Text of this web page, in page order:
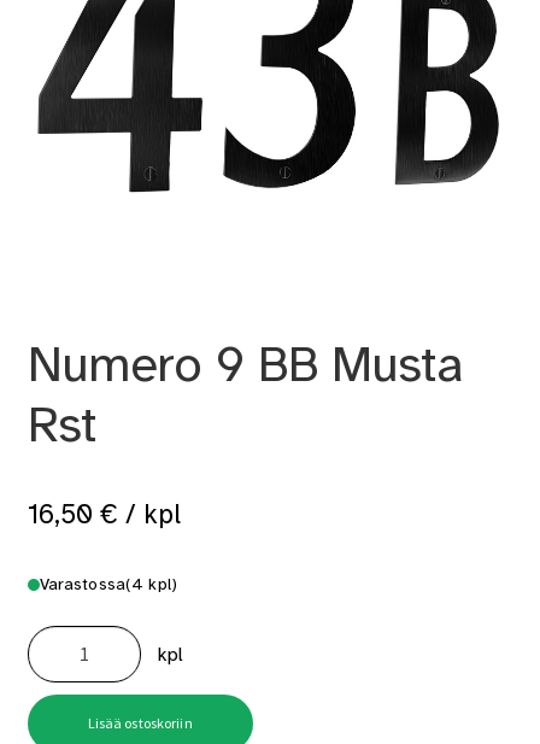
Numero 9 BB Musta
Rst
16,50 € / kpl
Varastossa(4 kpl)
Numero
9
BB
Musta
Rst
määrä
kpl
Lisää ostoskoriin